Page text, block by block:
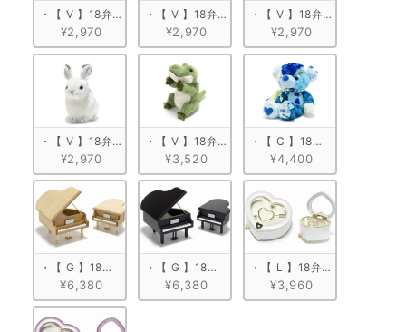
・【 V 】18弁 ぬいぐるみオルゴール　柴犬
¥2,970
・【 V 】18弁 ぬいぐるみオルゴール　ミケネコ
¥2,970
・【 V 】18弁 ぬいぐるみオ
¥2,970
・【 V 】18弁 ぬいぐるみオルゴール　うさぎ
¥2,970
・【 V 】18弁 ぬいぐるみオルゴール　ワニ
¥3,520
・【 C 】18弁 ぬいぐるみオ
¥4,400
・【 G 】18弁 木製グランドピアノ型　ナチュラル
¥6,380
・【 G 】18弁 木製グランドピアノ型　ブラック
¥6,380
・【 L 】18弁 ハート型宝石
¥3,960